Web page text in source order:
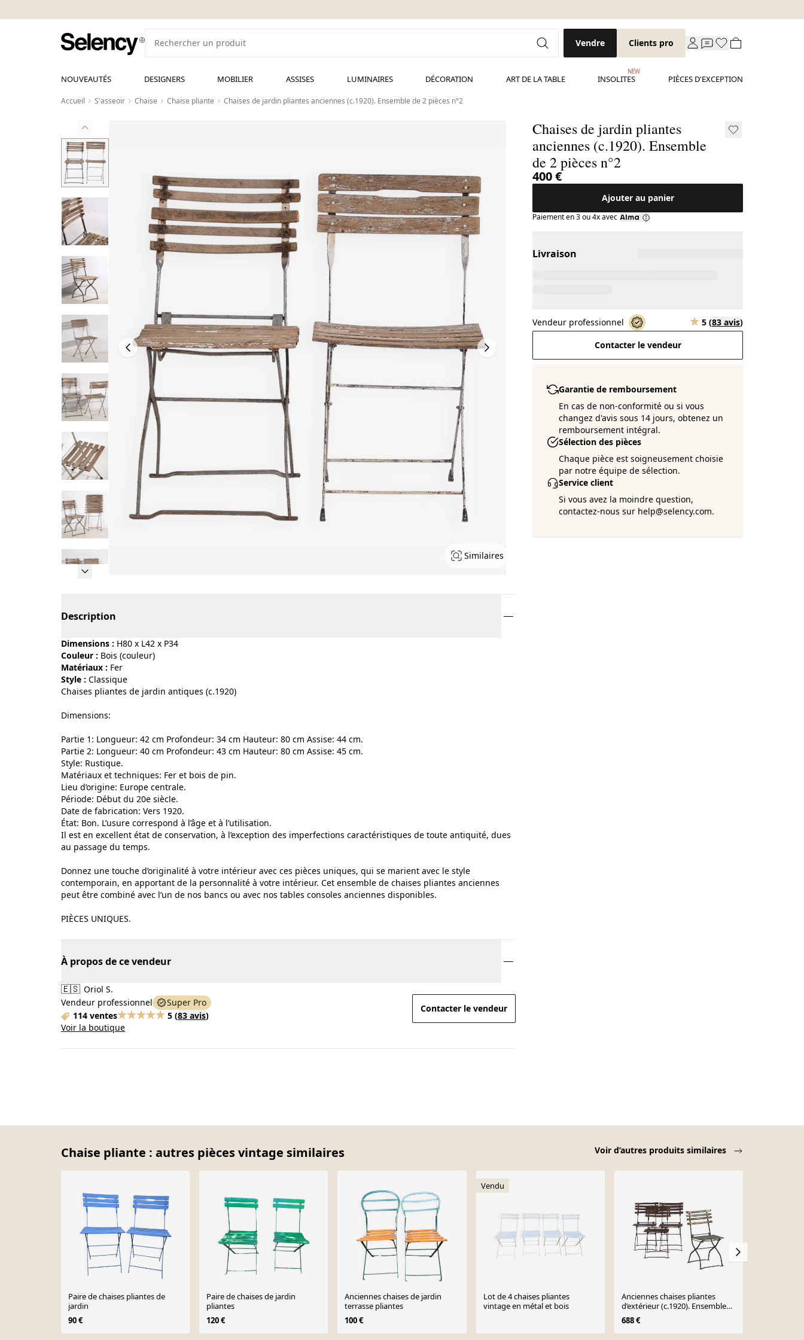
Vendre Clients pro
NOUVEAUTÉS DESIGNERS MOBILIER ASSISES LUMINAIRES DÉCORATION ART DE LA TABLE INSOLITES
NEW
PIÈCES D'EXCEPTION
Accueil S'asseoir Chaise Chaise pliante Chaises de jardin pliantes anciennes (c.1920). Ensemble de 2 pièces n°2
Similaires
Chaises de jardin pliantes
anciennes (c.1920). Ensemble
de 2 pièces n°2
400 €
Ajouter au panier
Paiement en 3 ou 4x avec
Livraison
Vendeur professionnel 5 (83 avis)
Contacter le vendeur
Garantie de remboursement
En cas de non-conformité ou si vous
changez d'avis sous 14 jours, obtenez un
remboursement intégral.
Sélection des pièces
Chaque pièce est soigneusement choisie
par notre équipe de sélection.
Service client
Si vous avez la moindre question,
contactez-nous sur help@selency.com.
Description
Dimensions : H80 x L42 x P34
Couleur :
bois (couleur)
Matériaux :
fer
Style :
classique
Chaises pliantes de jardin antiques (c.1920)
Dimensions:
Partie 1: Longueur: 42 cm Profondeur: 34 cm Hauteur: 80 cm Assise: 44 cm.
Partie 2: Longueur: 40 cm Profondeur: 43 cm Hauteur: 80 cm Assise: 45 cm.
Style: Rustique.
Matériaux et techniques: Fer et bois de pin.
Lieu d’origine: Europe centrale.
Période: Début du 20e siècle.
Date de fabrication: Vers 1920.
État: Bon. L’usure correspond à l’âge et à l’utilisation.
Il est en excellent état de conservation, à l’exception des imperfections caractéristiques de toute antiquité, dues
au passage du temps.
Donnez une touche d’originalité à votre intérieur avec ces pièces uniques, qui se marient avec le style
contemporain, en apportant de la personnalité à votre intérieur. Cet ensemble de chaises pliantes anciennes
peut être combiné avec l’un de nos bancs ou avec nos tables consoles anciennes disponibles.
PIÈCES UNIQUES.
À propos de ce vendeur
🇪🇸 Oriol S.
Vendeur professionnel
Super Pro
114 ventes
5 (83 avis)
Voir la boutique
Contacter le vendeur
Chaise pliante : autres pièces vintage similaires Voir d’autres produits similaires
Paire de chaises pliantes de
jardin
90 €
Paire de chaises de jardin
pliantes
120 €
Anciennes chaises de jardin
terrasse pliantes
100 €
Vendu
Lot de 4 chaises pliantes
vintage en métal et bois
Anciennes chaises pliantes
d’extérieur (c.1920). Ensemble
de 4 pièces #33
688 €